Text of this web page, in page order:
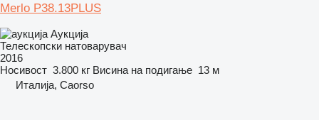
Merlo P38.13PLUS
Аукција
Телескопски натоварувач
2016
Носивост 3.800 кг Висина на подигање 13 м
Италија, Caorso